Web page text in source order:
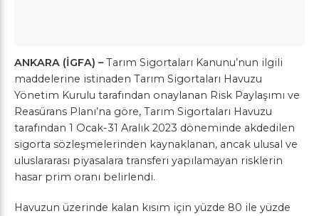
ANKARA (İGFA) – Tarım Sigortaları Kanunu’nun ilgili
maddelerine istinaden Tarım Sigortaları Havuzu
Yönetim Kurulu tarafından onaylanan Risk Paylaşımı ve
Reasürans Planı’na göre, Tarım Sigortaları Havuzu
tarafından 1 Ocak-31 Aralık 2023 döneminde akdedilen
sigorta sözleşmelerinden kaynaklanan, ancak ulusal ve
uluslararası piyasalara transferi yapılamayan risklerin
hasar prim oranı belirlendi.
Havuzun üzerinde kalan kısım için yüzde 80 ile yüzde